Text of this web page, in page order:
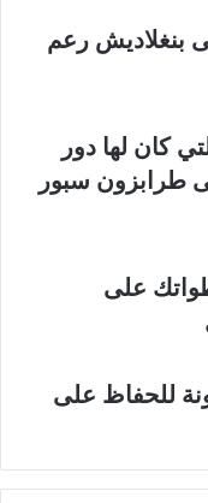
بنغلاديش رعم
كان لها دور
طرابزون سبور
على
للحفاظ على